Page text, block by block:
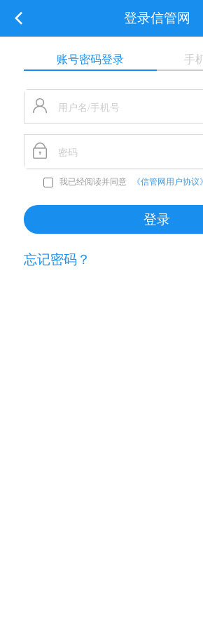
登录信管网
账号密码登录 手
我已经阅读并同意 《信管网用户协议》
忘记密码？